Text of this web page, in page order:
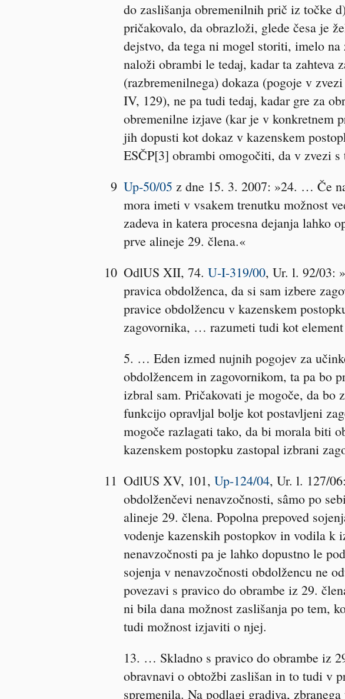
do zaslišanja obremenilnih prič iz točke
pričakovalo, da obrazloži, glede česa je
dejstvo, da tega ni mogel storiti, imelo na
naloži obrambi le tedaj, kadar ta zahteva
(razbremenilnega) dokaza (pogoje v
IV, 129), ne pa tudi tedaj, kadar gre za
obremenilne izjave (kar je v konkretnem
jih dopusti kot dokaz v kazenskem
ESČP[3] obrambi omogočiti, da v zvezi
9 Up-50/05 z dne 15. 3. 2007: »24. … Če
mora imeti v vsakem trenutku možnost
zadeva in katera procesna dejanja lahko
prve alineje 29. člena.«
10 OdlUS XII, 74. U-I-319/00, Ur. l. 92/03:
pravica obdolženca, da si sam izbere
pravice obdolžencu v kazenskem
zagovornika, … razumeti tudi kot
5. … Eden izmed nujnih pogojev za
obdolžencem in zagovornikom, ta pa bo
izbral sam. Pričakovati je mogoče, da bo
funkcijo opravljal bolje kot postavljeni
mogoče razlagati tako, da bi morala biti
kazenskem postopku zastopal izbrani
11 OdlUS XV, 101, Up-124/04, Ur. l. 127/
obdolženčevi nenavzočnosti, sâmo po
alineje 29. člena. Popolna prepoved
vodenje kazenskih postopkov in vodila k
nenavzočnosti pa je lahko dopustno le
sojenja v nenavzočnosti obdolžencu ne
povezavi s pravico do obrambe iz 29.
ni bila dana možnost zaslišanja po tem,
tudi možnost izjaviti o njej.
13. … Skladno s pravico do obrambe iz
obravnavi o obtožbi zaslišan in to tudi v
spremenila. Na podlagi gradiva,